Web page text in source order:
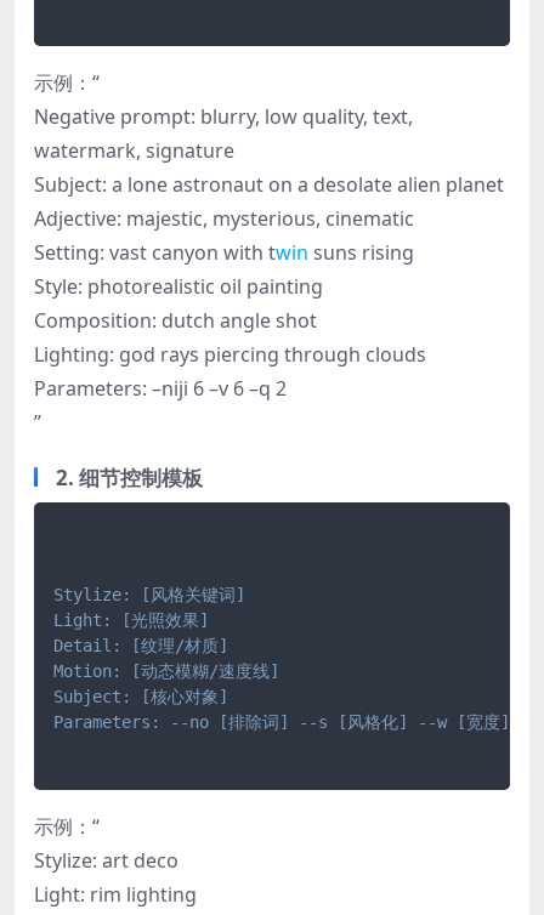
示例：“
Negative prompt: blurry, low quality, text,
watermark, signature
Subject: a lone astronaut on a desolate alien planet
Adjective: majestic, mysterious, cinematic
Setting: vast canyon with twin suns rising
Style: photorealistic oil painting
Composition: dutch angle shot
Lighting: god rays piercing through clouds
Parameters: –niji 6 –v 6 –q 2
”
2. 细节控制模板
Stylize: [风格关键词]
Light: [光照效果]
Detail: [纹理/材质]
Motion: [动态模糊/速度线]
Subject: [核心对象]
Parameters: --no [排除词] --s [风格化] --w [宽度] --
示例：“
Stylize: art deco
Light: rim lighting